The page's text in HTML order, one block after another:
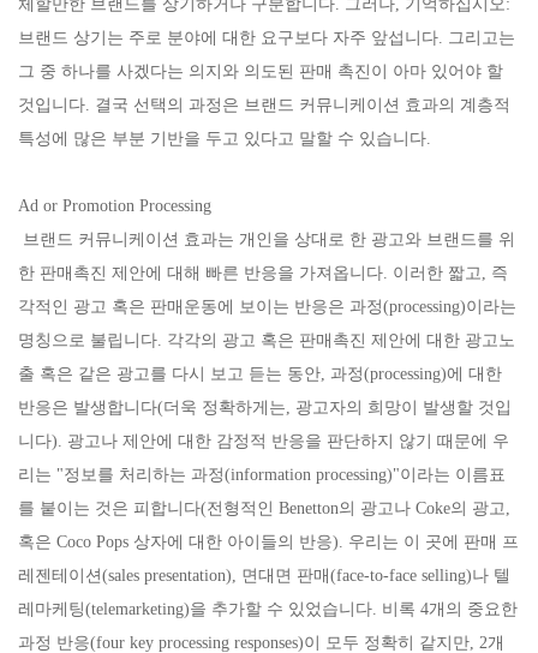
체할만한 브랜드를 상기하거나 구분합니다. 그러나, 기억하십시오:
브랜드 상기는 주로 분야에 대한 요구보다 자주 앞섭니다. 그리고는
그 중 하나를 사겠다는 의지와 의도된 판매 촉진이 아마 있어야 할
것입니다. 결국 선택의 과정은 브랜드 커뮤니케이션 효과의 계층적
특성에 많은 부분 기반을 두고 있다고 말할 수 있습니다.
Ad or Promotion Processing
브랜드 커뮤니케이션 효과는 개인을 상대로 한 광고와 브랜드를 위
한 판매촉진 제안에 대해 빠른 반응을 가져옵니다. 이러한 짧고, 즉
각적인 광고 혹은 판매운동에 보이는 반응은 과정(processing)이라는
명칭으로 불립니다. 각각의 광고 혹은 판매촉진 제안에 대한 광고노
출 혹은 같은 광고를 다시 보고 듣는 동안, 과정(processing)에 대한
반응은 발생합니다(더욱 정확하게는, 광고자의 희망이 발생할 것입
니다). 광고나 제안에 대한 감정적 반응을 판단하지 않기 때문에 우
리는 "정보를 처리하는 과정(information processing)"이라는 이름표
를 붙이는 것은 피합니다(전형적인 Benetton의 광고나 Coke의 광고,
혹은 Coco Pops 상자에 대한 아이들의 반응). 우리는 이 곳에 판매 프
레젠테이션(sales presentation), 면대면 판매(face-to-face selling)나 텔
레마케팅(telemarketing)을 추가할 수 있었습니다. 비록 4개의 중요한
과정 반응(four key processing responses)이 모두 정확히 같지만, 2개